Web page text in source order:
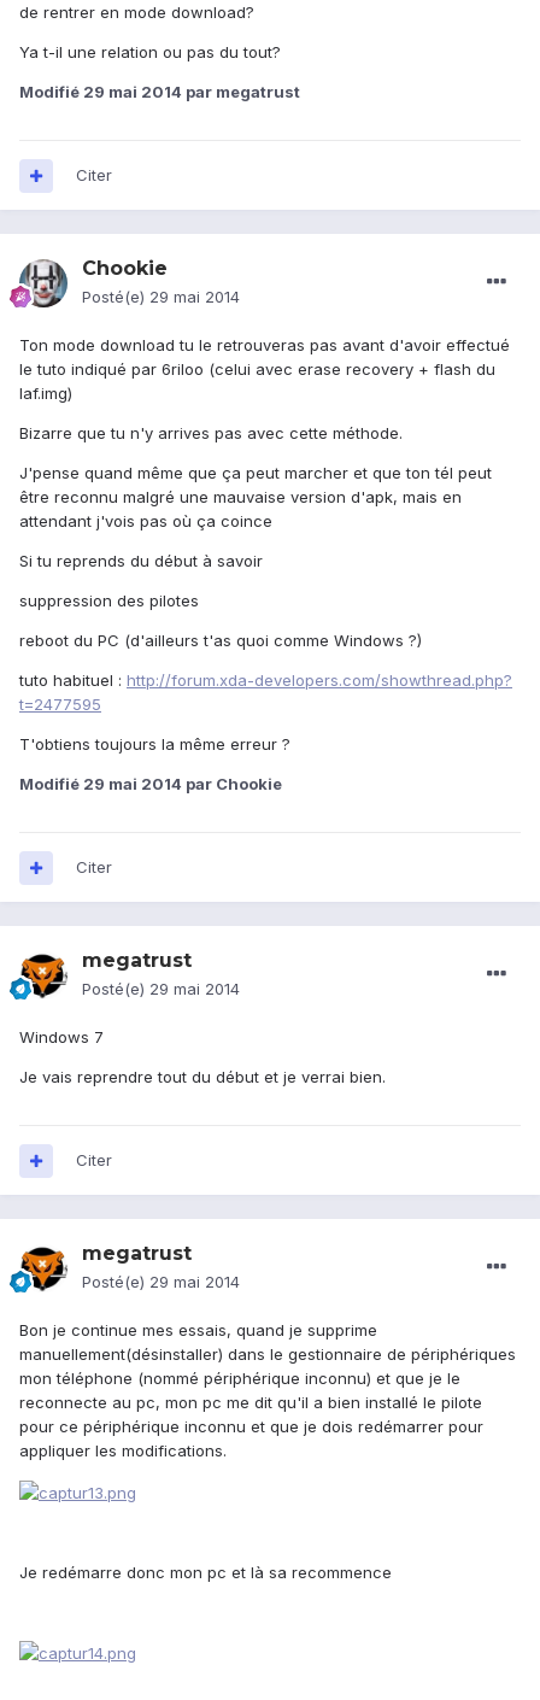
de rentrer en mode download?
Ya t-il une relation ou pas du tout?
Modifié 29 mai 2014 par megatrust
Citer
Chookie
Posté(e) 29 mai 2014
Ton mode download tu le retrouveras pas avant d'avoir effectué
le tuto indiqué par 6riloo (celui avec erase recovery + flash du
laf.img)
Bizarre que tu n'y arrives pas avec cette méthode.
J'pense quand même que ça peut marcher et que ton tél peut
être reconnu malgré une mauvaise version d'apk, mais en
attendant j'vois pas où ça coince
Si tu reprends du début à savoir
suppression des pilotes
reboot du PC (d'ailleurs t'as quoi comme Windows ?)
tuto habituel : http://forum.xda-developers.com/showthread.php?
t=2477595
T'obtiens toujours la même erreur ?
Modifié 29 mai 2014 par Chookie
Citer
megatrust
Posté(e) 29 mai 2014
Windows 7
Je vais reprendre tout du début et je verrai bien.
Citer
megatrust
Posté(e) 29 mai 2014
Bon je continue mes essais, quand je supprime
manuellement(désinstaller) dans le gestionnaire de périphériques
mon téléphone (nommé périphérique inconnu) et que je le
reconnecte au pc, mon pc me dit qu'il a bien installé le pilote
pour ce périphérique inconnu et que je dois redémarrer pour
appliquer les modifications.
Je redémarre donc mon pc et là sa recommence